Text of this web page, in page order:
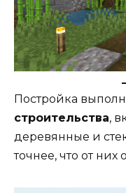
Постройка
строительства,
деревянные и
точнее, что от них